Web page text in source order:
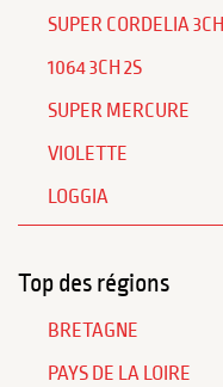
SUPER CORDELIA 3CH
1064 3CH 2S
SUPER MERCURE
VIOLETTE
LOGGIA
Top des régions
BRETAGNE
PAYS DE LA LOIRE